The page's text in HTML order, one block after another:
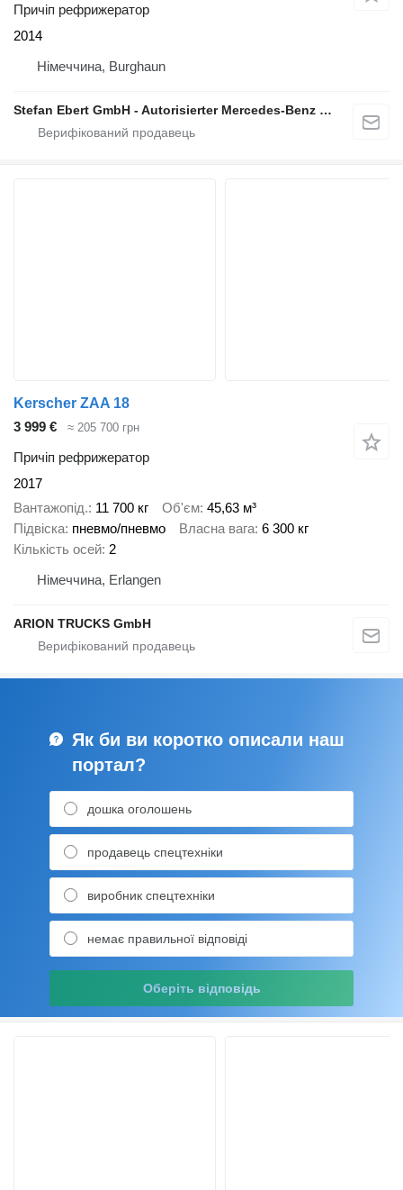
Причіп рефрижератор
2014
Німеччина, Burghaun
Stefan Ebert GmbH - Autorisierter Mercedes-Benz Servicepartner
Kerscher ZAA 18
3 999 €
≈ 205 700 грн
Причіп рефрижератор
2017
Вантажопід. 11 700 кг Об'єм 45,63 м³
Підвіска пневмо/пневмо Власна вага 6 300 кг
Кількість осей 2
Німеччина, Erlangen
ARION TRUCKS GmbH
Як би ви коротко описали наш
портал?
дошка оголошень
продавець спецтехніки
виробник спецтехніки
немає правильної відповіді
Оберіть відповідь